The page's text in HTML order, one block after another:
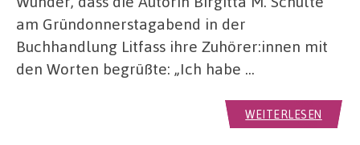
am Gründonnerstagabend in der
Buchhandlung Litfass ihre Zuhörer:innen mit
den Worten begrüßte: „Ich habe …
WEITERLESEN